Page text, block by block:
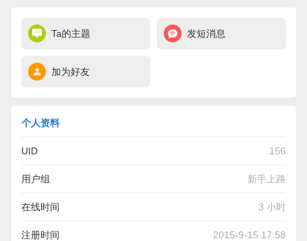
Ta的主题 发短消息
加为好友
个人资料
UID 156
用户组 新手上路
在线时间 3 小时
注册时间 2015-9-15 17:58